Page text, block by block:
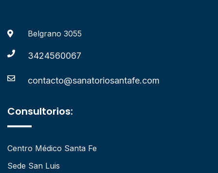
Belgrano 3055
3424560067
contacto@sanatoriosantafe.com
Consultorios:
Centro Médico Santa Fe
Sede San Luis